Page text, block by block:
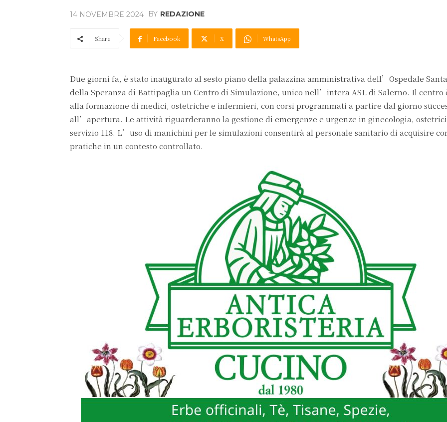
14 NOVEMBRE 2024 BY REDAZIONE
Share Facebook X WhatsApp
Due giorni fa, è stato inaugurato al sesto piano della palazzina amministrativa dell’Ospedale
della Speranza di Battipaglia un Centro di Simulazione, unico nell’intera ASL di Salerno. Il centro
alla formazione di medici, ostetriche e infermieri, con corsi programmati a partire dal giorno
all’apertura. Le attività riguarderanno la gestione di emergenze e urgenze in ginecologia,
servizio 118. L’uso di manichini per le simulazioni consentirà al personale sanitario di acquisire
pratiche in un contesto controllato.